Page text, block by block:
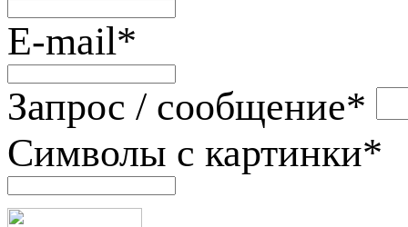
E-mail*
Запрос / сообщение*
Символы с картинки*